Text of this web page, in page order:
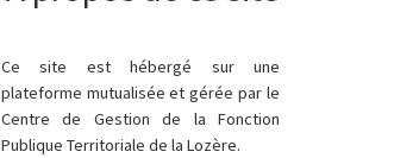
Ce site est hébergé sur une
plateforme mutualisée et gérée par le
Centre de Gestion de la Fonction
Publique Territoriale de la Lozère.